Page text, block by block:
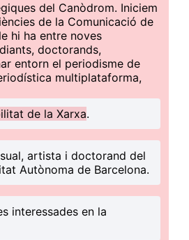
del Canòdrom. Iniciem
de la Comunicació de
hi ha entre noves
doctorands,
entorn el periodisme de
multiplataforma,
de la Xarxa.
artista i doctorand del
Autònoma de Barcelona.
interessades en la